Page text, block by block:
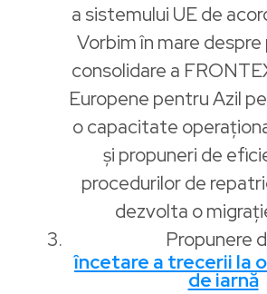
a sistemului UE de
Vorbim în mare
consolidare a
Europene pentru Azil
o capacitate
și propuneri de
procedurilor de
dezvolta o
Propunere
încetare a trecerii la
de iarnă